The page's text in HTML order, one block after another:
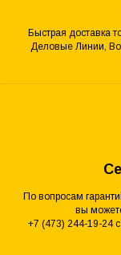
Быстрая доставка
Деловые Линии,
По вопросам
вы
+7 (473) 244-19-24